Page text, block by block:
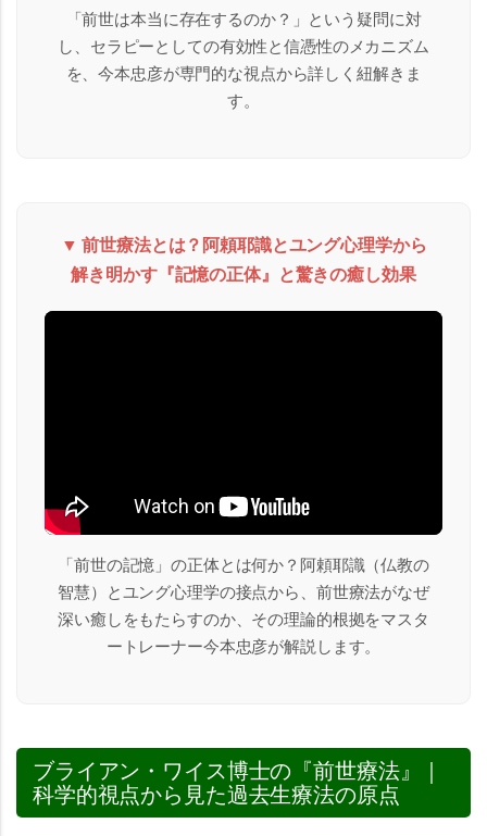
「前世は本当に存在するのか？」という疑問に対
し、セラピーとしての有効性と信憑性のメカニズム
を、今本忠彦が専門的な視点から詳しく紐解きま
す。
▼ 前世療法とは？阿頼耶識とユング心理学から
解き明かす『記憶の正体』と驚きの癒し効果
「前世の記憶」の正体とは何か？阿頼耶識（仏教の
智慧）とユング心理学の接点から、前世療法がなぜ
深い癒しをもたらすのか、その理論的根拠をマスタ
ートレーナー今本忠彦が解説します。
ブライアン・ワイス博士の『前世療法』｜
科学的視点から見た過去生療法の原点